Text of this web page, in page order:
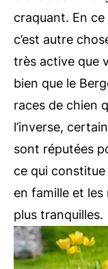
craquant. En
c’est autre
très active que
bien que le
races de chien
l’inverse,
sont réputées
ce qui constitue
en famille et
plus tranquilles.